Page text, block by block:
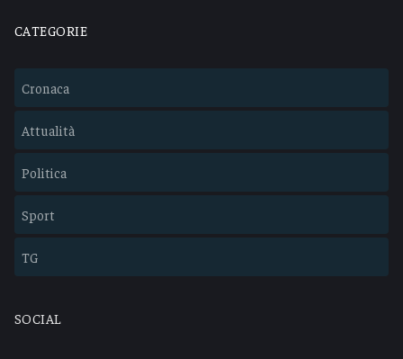
CATEGORIE
Cronaca
Attualità
Politica
Sport
TG
SOCIAL